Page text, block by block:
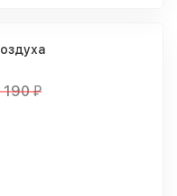
190 ₽